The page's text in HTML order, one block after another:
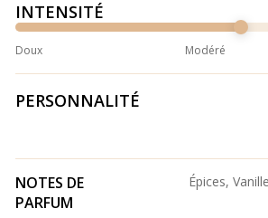
INTENSITÉ
Doux Modéré
PERSONNALITÉ
NOTES DE
PARFUM
Épices,